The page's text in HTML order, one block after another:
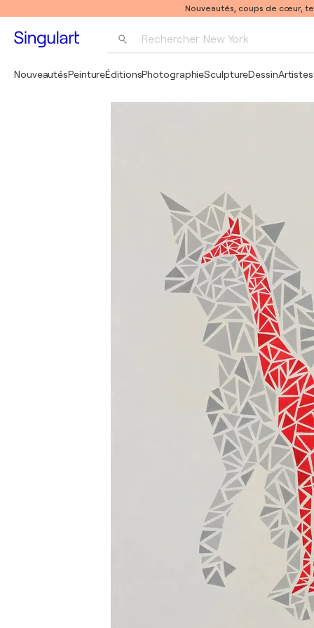
Nouveautés, coups de cœur,
Rechercher New York
NouveautésPeintureÉditionsPhotographieSculptureDessinArtistes